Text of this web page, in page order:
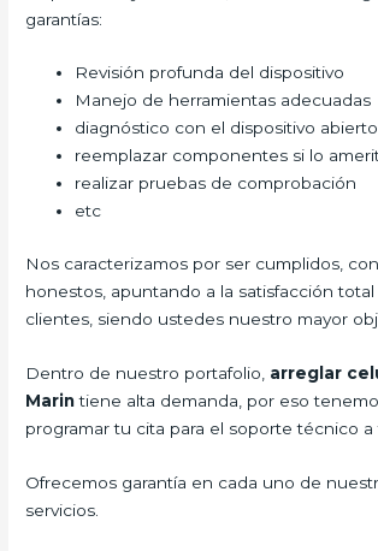
garantías:
Revisión profunda del dispositivo
Manejo de herramientas adecuadas
diagnóstico con el dispositivo abierto
reemplazar componentes si lo
realizar pruebas de comprobación
etc
Nos caracterizamos por ser cumplidos,
honestos, apuntando a la satisfacción
clientes, siendo ustedes nuestro mayor
Dentro de nuestro portafolio, arreglar
Marintiene alta demanda, por eso
programar tu cita para el soporte técnico a
Ofrecemos garantía en cada uno de
servicios.